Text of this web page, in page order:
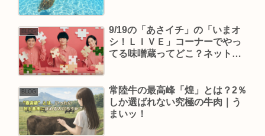
BLOG
9/19の「あさイチ」の「いまオ
シ！ＬＩＶＥ」コーナーでやっ
てる味噌蔵ってどこ？ネット
BLOG
常陸牛の最高峰「煌」とは？2％
しか選ばれない究極の牛肉｜う
まいッ！